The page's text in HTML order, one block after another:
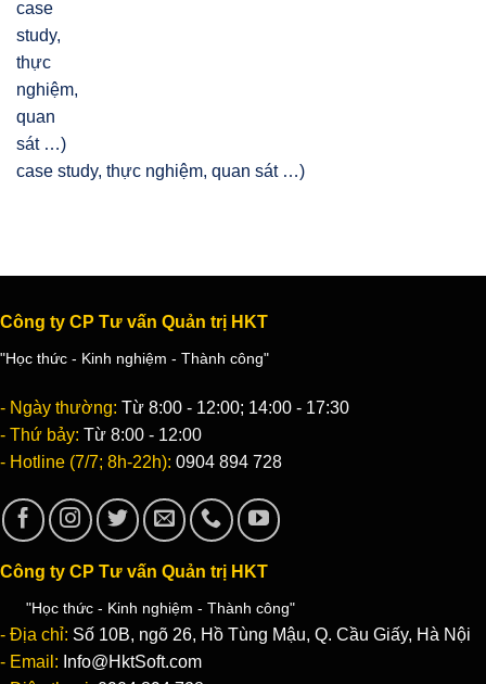
case study, thực nghiệm, quan sát …)
Công ty CP Tư vấn Quản trị HKT
"Học thức - Kinh nghiệm - Thành công"
- Ngày thường: Từ 8:00 - 12:00; 14:00 - 17:30
- Thứ bảy: Từ 8:00 - 12:00
- Hotline (7/7; 8h-22h): 0904 894 728
Công ty CP Tư vấn Quản trị HKT
"Học thức - Kinh nghiệm - Thành công"
- Địa chỉ: Số 10B, ngõ 26, Hồ Tùng Mậu, Q. Cầu Giấy, Hà Nội
- Email: Info@HktSoft.com